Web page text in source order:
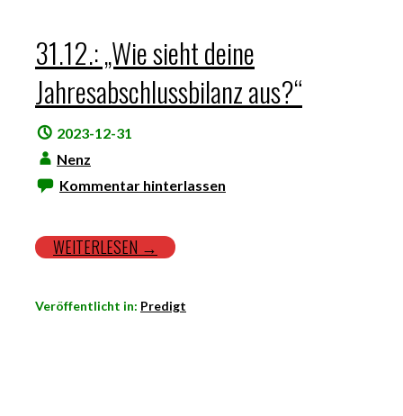
31.12.: „Wie sieht deine
Jahresabschlussbilanz aus?“
2023-12-31
Nenz
Kommentar hinterlassen
WEITERLESEN →
Veröffentlicht in: Predigt